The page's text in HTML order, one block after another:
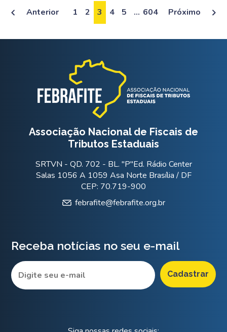
Anterior 1 2 3 4 5 … 604 Próximo
Associação Nacional de Fiscais de
Tributos Estaduais
SRTVN - QD. 702 - BL. "P"Ed. Rádio Center
Salas 1056 A 1059 Asa Norte Brasília / DF
CEP: 70.719-900
febrafite@febrafite.org.br
Receba notícias no seu e-mail